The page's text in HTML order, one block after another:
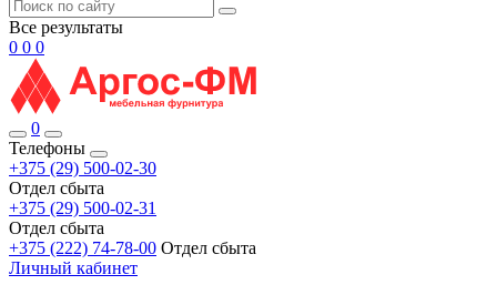
Все результаты
0 0 0
0
Телефоны
+375 (29) 500-02-30
Отдел сбыта
+375 (29) 500-02-31
Отдел сбыта
+375 (222) 74-78-00 Отдел сбыта
Личный кабинет